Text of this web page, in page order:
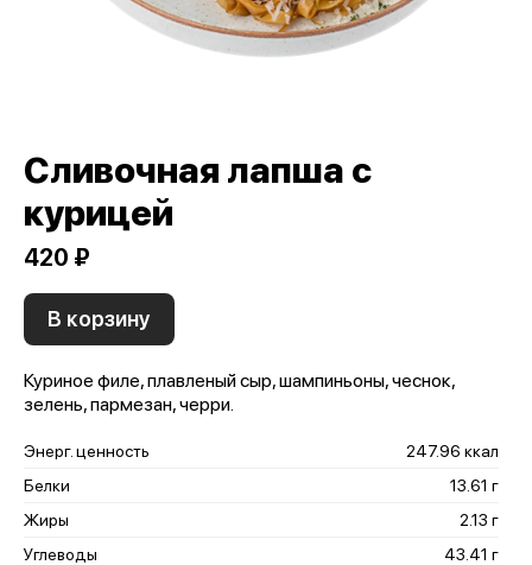
Сливочная лапша с
курицей
420 ₽
В корзину
Куриное филе, плавленый сыр, шампиньоны, чеснок,
зелень, пармезан, черри.
Энерг. ценность
247.96 ккал
Белки
13.61 г
Жиры
2.13 г
Углеводы
43.41 г